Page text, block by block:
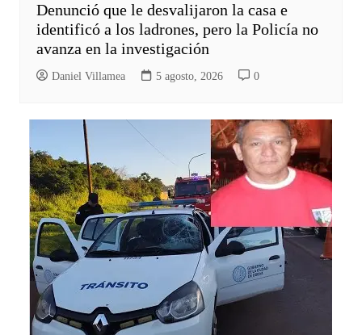
Denunció que le desvalijaron la casa e
identificó a los ladrones, pero la Policía no
avanza en la investigación
Daniel Villamea 5 agosto, 2026 0